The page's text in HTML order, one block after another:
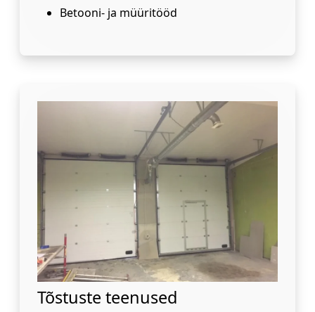
Betooni- ja müüritööd
Tõstuste teenused